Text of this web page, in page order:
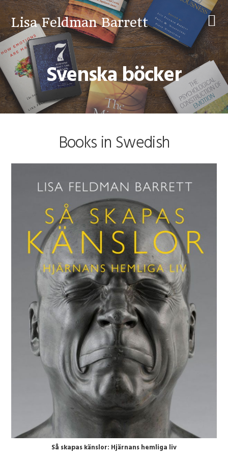
Skip
to
primary
navigation
Skip
to
main
content
Lisa Feldman Barrett
Svenska böcker
Books in Swedish
Så skapas känslor: Hjärnans hemliga liv